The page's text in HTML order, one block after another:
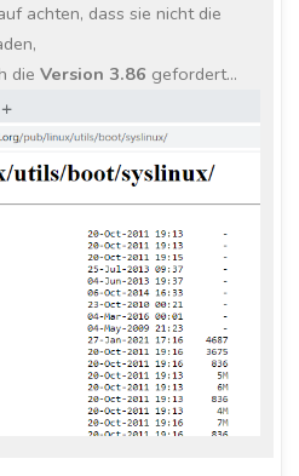
achten, dass sie nicht die
dieVersion 3.86 gefordert…